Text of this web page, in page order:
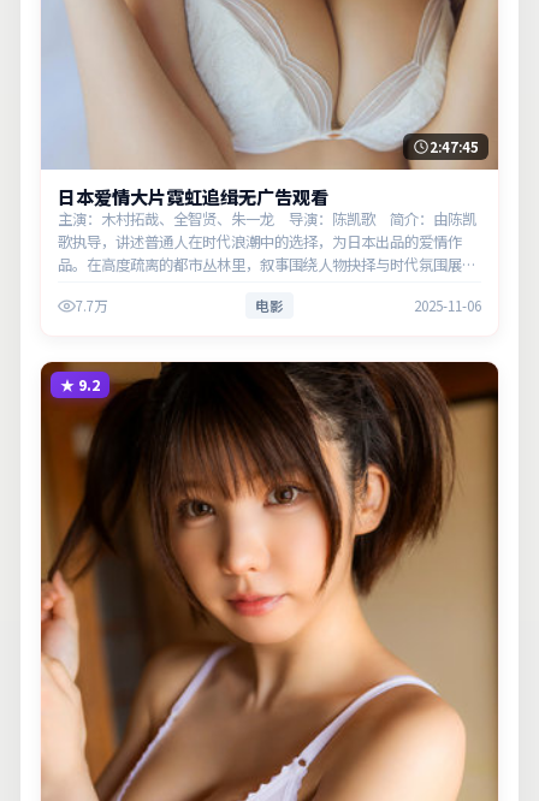
2:47:45
日本爱情大片霓虹追缉无广告观看
主演：木村拓哉、全智贤、朱一龙 导演：陈凯歌 简介：由陈凯
歌执导，讲述普通人在时代浪潮中的选择，为日本出品的爱情作
品。在高度疏离的都市丛林里，叙事围绕人物抉择与时代氛围展
次，兼顾观赏性与现…
7.7万 电影 2025-11-06
★ 9.2